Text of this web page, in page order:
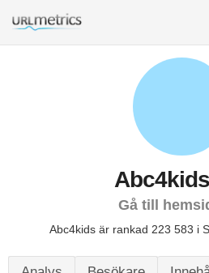
Gå till
Abc4kids är rankad 223 583 i